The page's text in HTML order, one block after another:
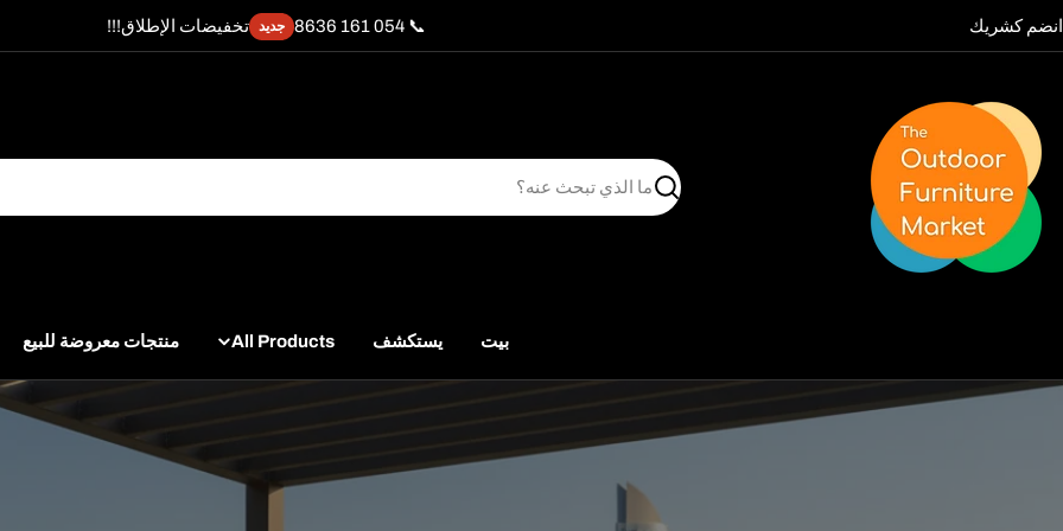
انضم كشريك 📞 054 161 8636 جديد تخفيضات الإطلاق!!!
يبحث
بيت يستكشف All Products منتجات معروضة للبيع